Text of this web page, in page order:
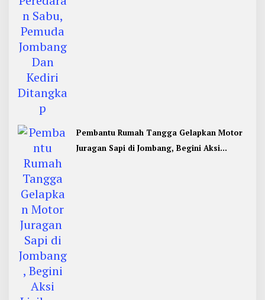
Pembantu Rumah Tangga Gelapkan Motor
Juragan Sapi di Jombang, Begini Aksi